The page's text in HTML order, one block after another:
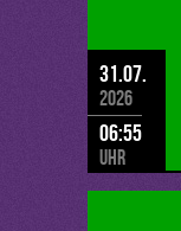
31.07.
2026
06:55
Uhr